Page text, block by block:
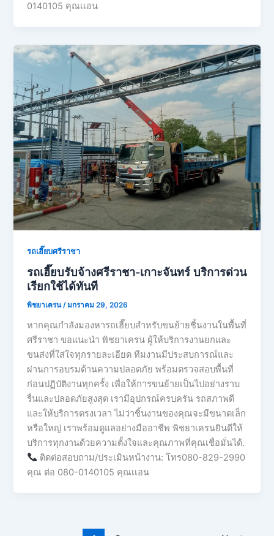
0140105 คุณเเอน
รถเฮี๊ยบศรีราชา
รถเฮี๊ยบรับจ้างศรีราชา-เกาะจันทร์ บริการด่วน
เรียกใช้ได้ทันที
พิชยาเครน/มกราคม 29, 2026
หากคุณกำลังมองหารถเฮี๊ยบสำหรับขนย้ายชิ้นงานในพื้นที่
ศรีราชา ขอแนะนำ พิชยาเครน ผู้ให้บริการงานยกและ
ขนส่งที่ใส่ใจทุกรายละเอียด ทีมงานมีประสบการณ์และ
ผ่านการอบรมด้านความปลอดภัย พร้อมตรวจสอบพื้นที่
ก่อนปฏิบัติงานทุกครั้ง เพื่อให้การขนย้ายเป็นไปอย่างราบ
รื่นและปลอดภัยสูงสุด เรามีอุปกรณ์ครบครัน รถสภาพดี
และให้บริการตรงเวลา ไม่ว่าชิ้นงานของคุณจะมีขนาดเล็ก
หรือใหญ่ เราพร้อมดูแลอย่างมืออาชีพ พิชยาเครนยินดีให้
บริการทุกงานด้วยความตั้งใจและคุณภาพที่คุณเชื่อมั่นได้.
ติดต่อสอบถาม/ประเมินหน้างาน: โทร080-829-2990
คุณ ต่อ 080-0140105 คุณเเอน